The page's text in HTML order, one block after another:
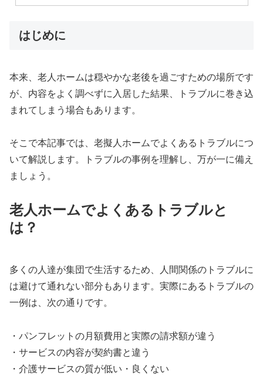
はじめに
本来、老人ホームは穏やかな老後を過ごすための場所です
が、内容をよく調べずに入居した結果、トラブルに巻き込
まれてしまう場合もあります。
そこで本記事では、老擬人ホームでよくあるトラブルにつ
いて解説します。トラブルの事例を理解し、万が一に備え
ましょう。
老人ホームでよくあるトラブルと
は？
多くの人達が集団で生活するため、人間関係のトラブルに
は避けて通れない部分もあります。実際にあるトラブルの
一例は、次の通りです。
・パンフレットの月額費用と実際の請求額が違う
・サービスの内容が契約書と違う
・介護サービスの質が低い・良くない